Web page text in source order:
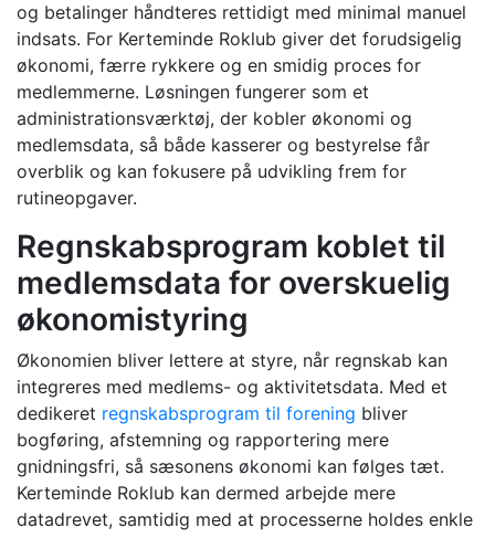
og betalinger håndteres rettidigt med minimal manuel
indsats. For Kerteminde Roklub giver det forudsigelig
økonomi, færre rykkere og en smidig proces for
medlemmerne. Løsningen fungerer som et
administrationsværktøj, der kobler økonomi og
medlemsdata, så både kasserer og bestyrelse får
overblik og kan fokusere på udvikling frem for
rutineopgaver.
Regnskabsprogram koblet til
medlemsdata for overskuelig
økonomistyring
Økonomien bliver lettere at styre, når regnskab kan
integreres med medlems- og aktivitetsdata. Med et
dedikeret regnskabsprogram til forening bliver
bogføring, afstemning og rapportering mere
gnidningsfri, så sæsonens økonomi kan følges tæt.
Kerteminde Roklub kan dermed arbejde mere
datadrevet, samtidig med at processerne holdes enkle